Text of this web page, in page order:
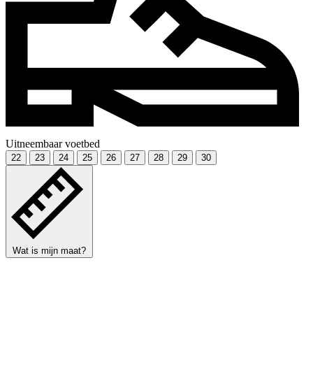
Uitneembaar voetbed
22 23 24 25 26 27 28 29 30
Wat is mijn maat?